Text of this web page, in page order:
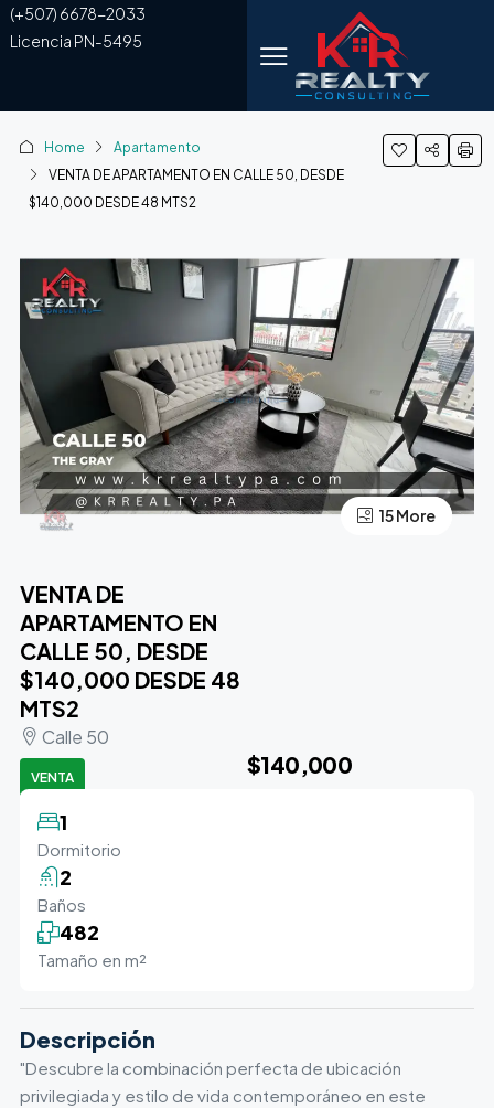
(+507) 6678-2033
Licencia PN-5495
Home
Apartamento
VENTA DE APARTAMENTO EN CALLE 50, DESDE
$140,000 DESDE 48 MTS2
11 More
15 More
VENTA DE
APARTAMENTO EN
CALLE 50, DESDE
$140,000 DESDE 48
MTS2
Calle 50
VENTA $140,000
Dormitorio
1
Baños
2
Tamaño en m²
482
Descripción
"Descubre la combinación perfecta de ubicación
privilegiada y estilo de vida contemporáneo en este